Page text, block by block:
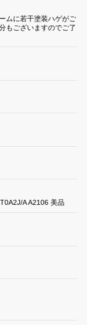
ムに若干塗装ハゲがご
もございますのでご了
A A2106 美品